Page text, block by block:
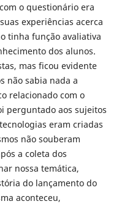
o questionário era
experiências acerca
tinha função avaliativa
dos alunos.
mas ficou evidente
não sabia nada a
relacionado com o
perguntado aos sujeitos
eram criadas
não souberam
a coleta dos
nossa temática,
do lançamento do
aconteceu,